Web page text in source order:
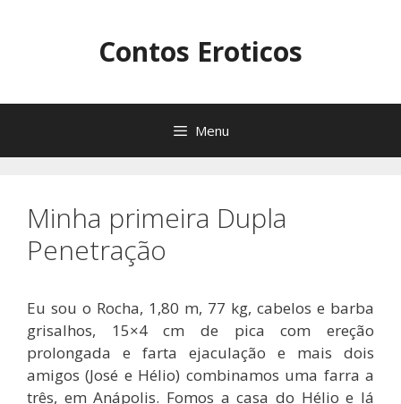
Contos Eroticos
Menu
Minha primeira Dupla
Penetração
Eu sou o Rocha, 1,80 m, 77 kg, cabelos e barba
grisalhos, 15×4 cm de pica com ereção
prolongada e farta ejaculação e mais dois
amigos (José e Hélio) combinamos uma farra a
três, em Anápolis. Fomos a casa do Hélio e lá